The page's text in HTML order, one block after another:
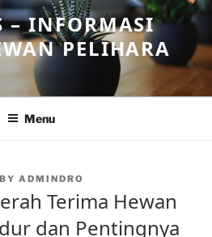
– INFORMASI
PELIHARA
Menu
BY ADMINDRO
Terima Hewan
dan Pentingnya